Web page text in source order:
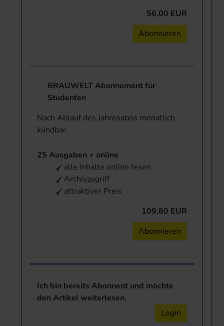
56,00 EUR
Abonnieren
BRAUWELT Abonnement für
Studenten
Nach Ablauf des Jahresabos monatlich
kündbar.
25 Ausgaben + online
alle Inhalte online lesen
Archivzugriff
attraktiver Preis
109,80 EUR
Abonnieren
Ich bin bereits Abonnent und möchte
den Artikel weiterlesen.
Login